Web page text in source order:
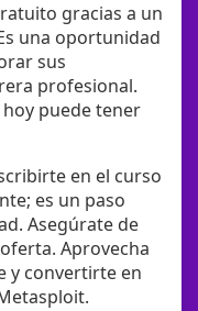
gracias a un
una oportunidad
sus
profesional.
puede tener
en el curso
es un paso
Asegúrate de
Aprovecha
y convertirte en